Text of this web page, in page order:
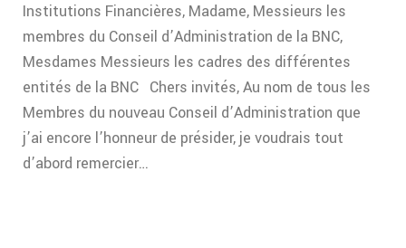
Institutions Financières, Madame, Messieurs les
membres du Conseil d’Administration de la BNC,
Mesdames Messieurs les cadres des différentes
entités de la BNC Chers invités, Au nom de tous les
Membres du nouveau Conseil d’Administration que
j’ai encore l’honneur de présider, je voudrais tout
d’abord remercier…